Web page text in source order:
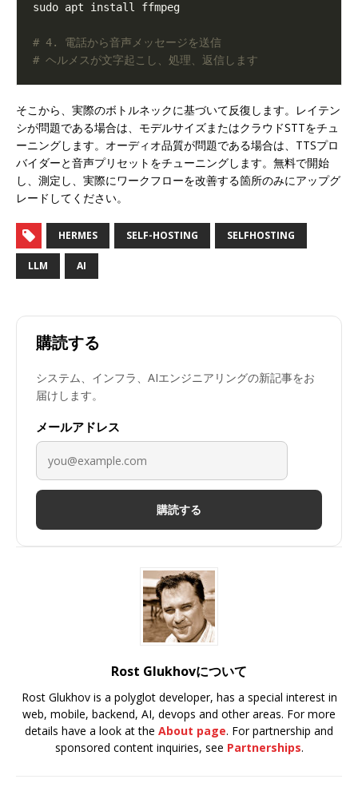
# 4. 電話から音声メッセージを送信
# ヘルメスが文字起こし、処理、返信します
そこから、実際のボトルネックに基づいて反復します。レイテン
シが問題である場合は、モデルサイズまたはクラウドSTTをチュ
ーニングします。オーディオ品質が問題である場合は、TTSプロ
バイダーと音声プリセットをチューニングします。無料で開始
し、測定し、実際にワークフローを改善する箇所のみにアップグ
レードしてください。
HERMES SELF-HOSTING SELFHOSTING
LLM AI
購読する
システム、インフラ、AIエンジニアリングの新記事をお
届けします。
メールアドレス
購読する
Rost Glukhovについて
Rost Glukhov is a polyglot developer, has a special interest in
web, mobile, backend, AI, devops and other areas. For more
details have a look at the About page. For partnership and
sponsored content inquiries, see Partnerships.